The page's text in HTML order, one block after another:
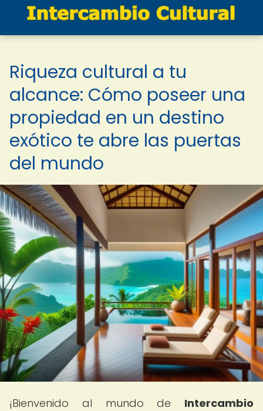
Riqueza cultural a tu
alcance: Cómo poseer una
propiedad en un destino
exótico te abre las puertas
del mundo
¡Bienvenido al mundo de Intercambio